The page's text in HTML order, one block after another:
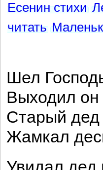
Есенин стихи
читать
Шел
Выходил он
Старый дед
Жамкал